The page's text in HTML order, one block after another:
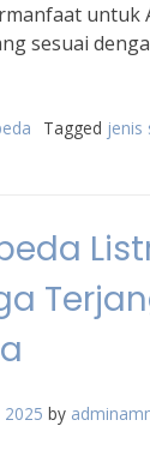
untuk
sesuai
Tagged jenis
2025 by